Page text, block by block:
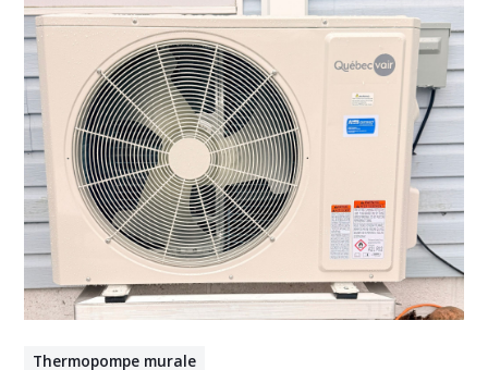
Thermopompe murale